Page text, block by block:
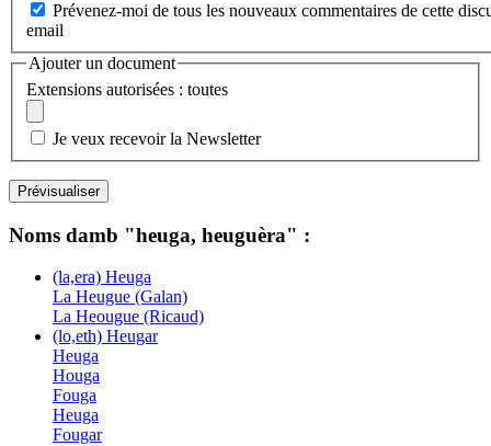
Prévenez-moi de tous les nouveaux commentaires de cette
email
Ajouter un document
Extensions autorisées : toutes
Je veux recevoir la Newsletter
Noms damb "heuga, heuguèra" :
(la,era) Heuga
La Heugue (Galan)
La Heougue (Ricaud)
(lo,eth) Heugar
Heuga
Houga
Fouga
Heuga
Fougar